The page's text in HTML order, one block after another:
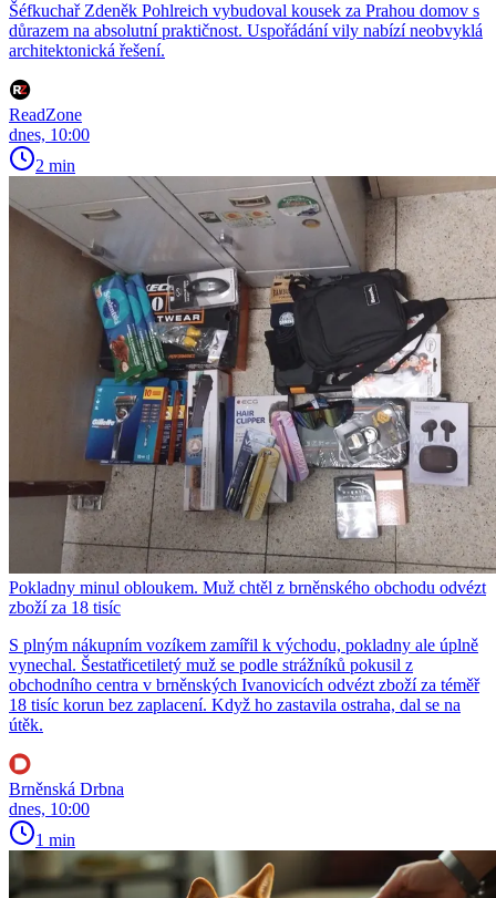
Šéfkuchař Zdeněk Pohlreich vybudoval kousek za Prahou domov s
důrazem na absolutní praktičnost. Uspořádání vily nabízí neobvyklá
architektonická řešení.
ReadZone
dnes, 10:00
2 min
Pokladny minul obloukem. Muž chtěl z brněnského obchodu odvézt
zboží za 18 tisíc
S plným nákupním vozíkem zamířil k východu, pokladny ale úplně
vynechal. Šestatřicetiletý muž se podle strážníků pokusil z
obchodního centra v brněnských Ivanovicích odvézt zboží za téměř
18 tisíc korun bez zaplacení. Když ho zastavila ostraha, dal se na
útěk.
Brněnská Drbna
dnes, 10:00
1 min